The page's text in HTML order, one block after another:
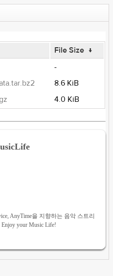
File Size ↓
-
8.6 KiB
4.0 KiB
AnyTime을 지향하는 음악 스트리
your Music Life!